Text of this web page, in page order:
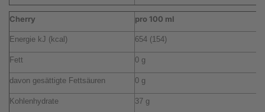
Cherry pro 100 ml
Energie kJ (kcal) 654 (154)
Fett 0 g
davon gesättigte Fettsäuren 0 g
Kohlenhydrate 37 g